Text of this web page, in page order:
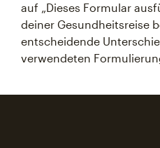
auf „Dieses Formular
deiner Gesundheitsreise
entscheidende
verwendeten